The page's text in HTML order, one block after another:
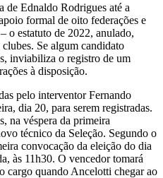
de Ednaldo Rodrigues até a
formal de oito federações e
o estatuto de 2022, anulado,
Se algum candidato
inviabiliza o registro de um
à disposição.
pelo interventor Fernando
dia 20, para serem registradas.
na véspera da primeira
técnico da Seleção. Segundo o
convocação da eleição do dia
às 11h30. O vencedor tomará
cargo quando Ancelotti chegar ao